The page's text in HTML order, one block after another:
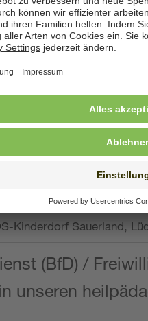
Qualifikation
d) und die
oder Teilzeit (min. 34
Immenreuth
SOS-Kinderdorf
Kinderdorf Sauerland,
(BfD) /
unseren